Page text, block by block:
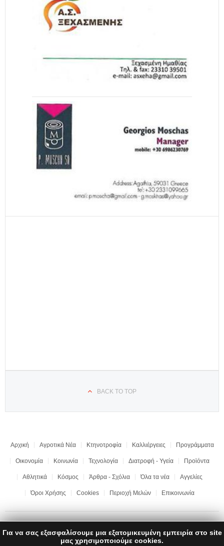
BACK TO TOP
Αρχική Αγροτικά Νέα Κτηνοτροφία Καλλιέργειες Προγράμματα
Οικονομία Κοινωνία Τεχνολογία Διατροφή - Υγεία Προϊόντα
Αθλητικά Κόσμος Άρθρα - Σχόλια Όλα τα νέα Αγγελίες
Όροι Χρήσης Cookies Περιοχή Μελών Επικοινωνία
Copyright © 2017 "Ημαθιώτικη Γη" | All rights reserved | Development by
LEONweb
Για να σας εξασφαλίσουμε μια εξατομικευμένη εμπειρία στο site
μας χρησιμοποιούμε cookies.